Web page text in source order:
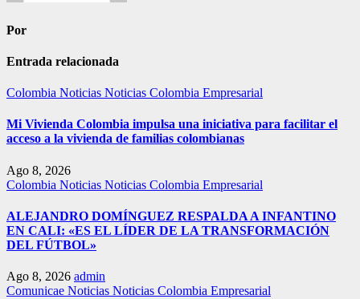
Por
Entrada relacionada
Colombia Noticias Noticias Colombia Empresarial
Mi Vivienda Colombia impulsa una iniciativa para facilitar el
acceso a la vivienda de familias colombianas
Ago 8, 2026
Colombia Noticias Noticias Colombia Empresarial
ALEJANDRO DOMÍNGUEZ RESPALDA A INFANTINO
EN CALI: «ES EL LÍDER DE LA TRANSFORMACIÓN
DEL FÚTBOL»
Ago 8, 2026 admin
Comunicae Noticias Noticias Colombia Empresarial